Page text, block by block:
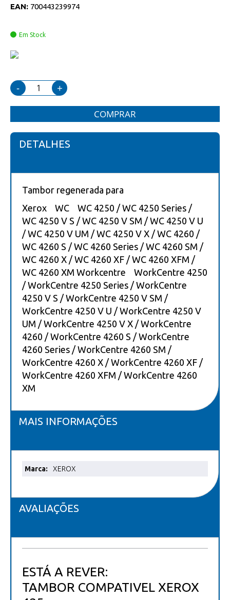
EAN: 700443239974
Em Stock
- +
COMPRAR
DETALHES
Tambor regenerada para
Xerox WC WC 4250 / WC 4250 Series /
WC 4250 V S / WC 4250 V SM / WC 4250 V U
/ WC 4250 V UM / WC 4250 V X / WC 4260 /
WC 4260 S / WC 4260 Series / WC 4260 SM /
WC 4260 X / WC 4260 XF / WC 4260 XFM /
WC 4260 XM Workcentre WorkCentre 4250
/ WorkCentre 4250 Series / WorkCentre
4250 V S / WorkCentre 4250 V SM /
WorkCentre 4250 V U / WorkCentre 4250 V
UM / WorkCentre 4250 V X / WorkCentre
4260 / WorkCentre 4260 S / WorkCentre
4260 Series / WorkCentre 4260 SM /
WorkCentre 4260 X / WorkCentre 4260 XF /
WorkCentre 4260 XFM / WorkCentre 4260
XM
MAIS INFORMAÇÕES
Mais
XEROX
AVALIAÇÕES
ESTÁ A REVER:
TAMBOR COMPATIVEL XEROX